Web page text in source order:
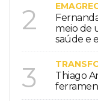
2
meio de
saúde e
3
Thiago